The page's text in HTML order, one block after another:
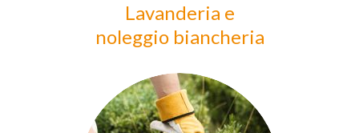
Lavanderia e
noleggio biancheria